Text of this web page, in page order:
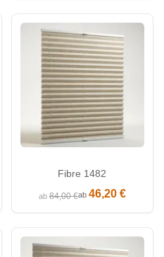
Fibre 1482
ab84,00 €ab 46,20 €